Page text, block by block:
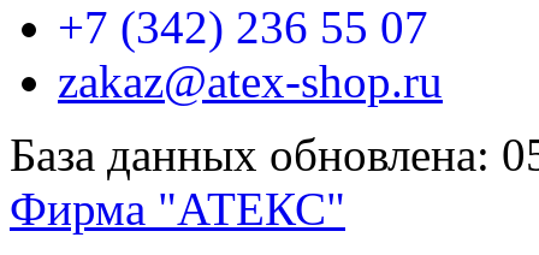
+7 (342) 236 55 07
zakaz@atex-shop.ru
База данных обновлена:
Фирма "АТЕКС"